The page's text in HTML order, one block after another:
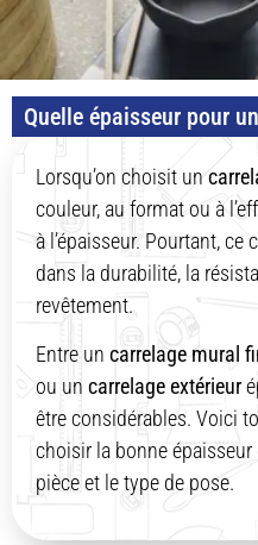
Quelle épaisseur pour
Lorsqu’on choisit un
couleur, au format ou à
à l’épaisseur. Pourtant, ce
dans la durabilité, la
revêtement.
Entre un carrelage mural
ou un carrelage extérieur
être considérables. Voici
choisir la bonne épaisseur
pièce et le type de pose.